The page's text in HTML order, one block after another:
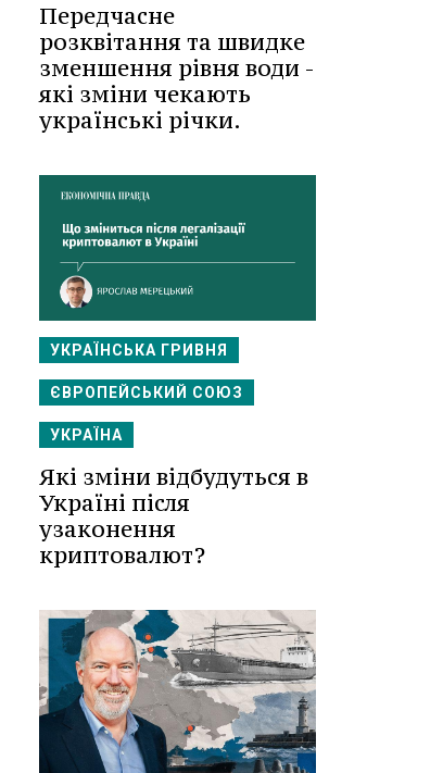
Передчасне
розквітання та швидке
зменшення рівня води -
які зміни чекають
українські річки.
УКРАЇНСЬКА ГРИВНЯ
ЄВРОПЕЙСЬКИЙ СОЮЗ
УКРАЇНА
Які зміни відбудуться в
Україні після
узаконення
криптовалют?